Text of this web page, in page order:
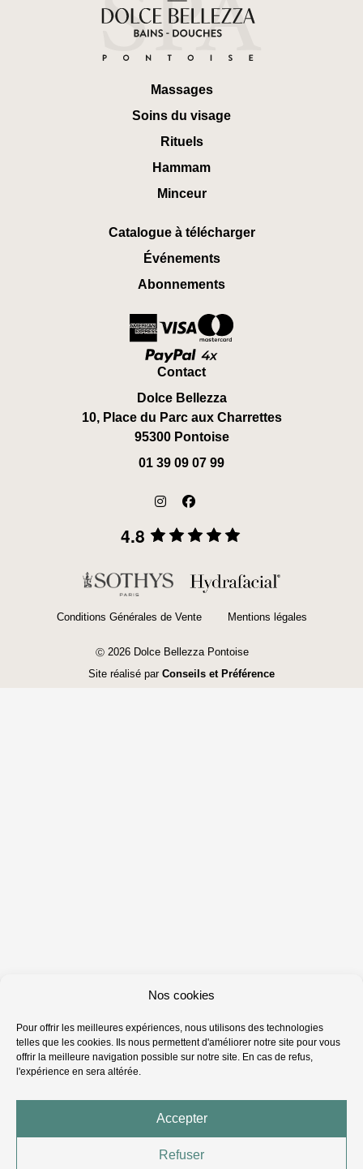
Nos cookies
Pour offrir les meilleures expériences, nous utilisons des technologies
telles que les cookies. Ils nous permettent d'améliorer notre site pour vous
offrir la meilleure navigation possible sur notre site. En cas de refus,
l'expérience en sera altérée.
Accepter
Refuser
Massages
Soins du visage
Rituels
Hammam
Minceur
Catalogue à télécharger
Événements
Abonnements
Contact
Dolce Bellezza
10, Place du Parc aux Charrettes
95300 Pontoise
01 39 09 07 99
4.8
Conditions Générales de Vente Mentions légales
Ⓒ 2026 Dolce Bellezza Pontoise
Site réalisé par Conseils et Préférence